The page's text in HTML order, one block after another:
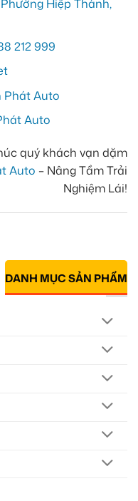
Hiệp Thành,
212 999
Phát Auto
Auto
quý khách vạn dặm
Auto – Nâng Tầm Trải
Nghiệm Lái!
DANH MỤC SẢN PHẨM